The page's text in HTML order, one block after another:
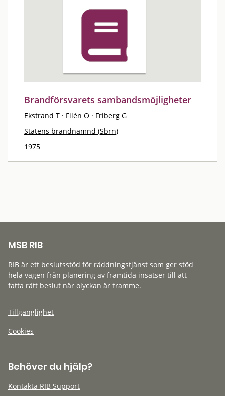
Brandförsvarets sambandsmöjligheter
Ekstrand T · Filén O · Friberg G
Statens brandnämnd (Sbrn)
1975
MSB RIB
RIB är ett beslutsstöd för räddningstjänst som ger stöd
hela vägen från planering av framtida insatser till att
fatta rätt beslut när olyckan är framme.
Tillgänglighet
Cookies
Behöver du hjälp?
Kontakta RIB Support